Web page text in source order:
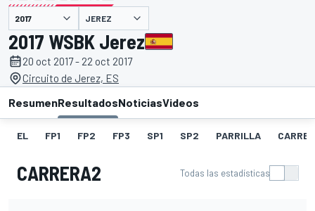
presentado por JEREZ
2017 WSBK Jerez
20 oct 2017 - 22 oct 2017
Circuito de Jerez, ES
ResumenResultadosNoticiasVideos
EL FP1 FP2 FP3 SP1 SP2 PARRILLA
CARRERA2 Todas las estadísticas